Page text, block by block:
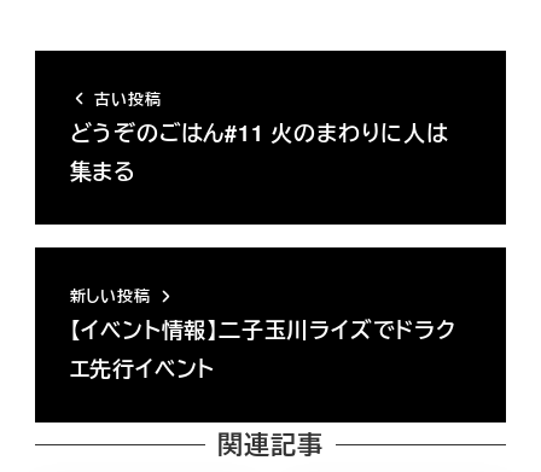
古い投稿
どうぞのごはん#11 火のまわりに人は
集まる
新しい投稿
【イベント情報】二子玉川ライズでドラク
エ先行イベント
関連記事